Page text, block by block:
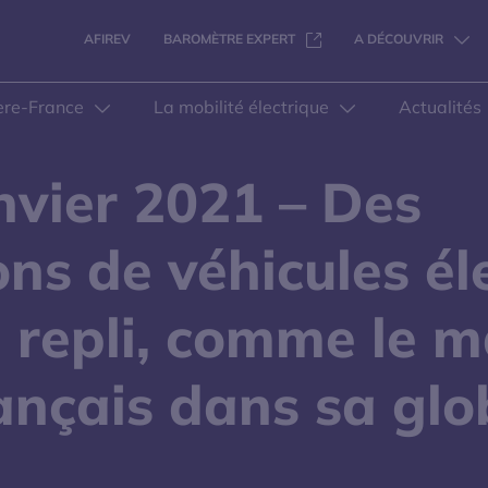
AFIREV BAROMÈTRE EXPERTS'OUVRE DANS UNE
A DÉCOUVRIR
France La mobilité électrique Actualités
2021 – Des
de véhicules
comme le
dans sa